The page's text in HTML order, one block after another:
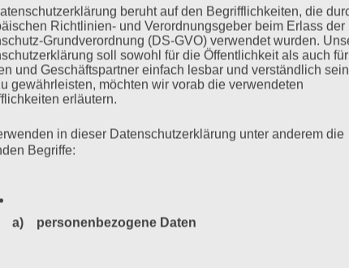
beruht auf den Begrifflichkeiten, die
Richtlinien- und Verordnungsgeber beim Erlass der
Grundverordnung (DS-GVO) verwendet wurden.
soll sowohl für die Öffentlichkeit als auch
und Geschäftspartner einfach lesbar und verständlich
gewährleisten, möchten wir vorab die verwendeten
erläutern.
in dieser Datenschutzerklärung unter anderem die
Begriffe:
a) personenbezogene Daten